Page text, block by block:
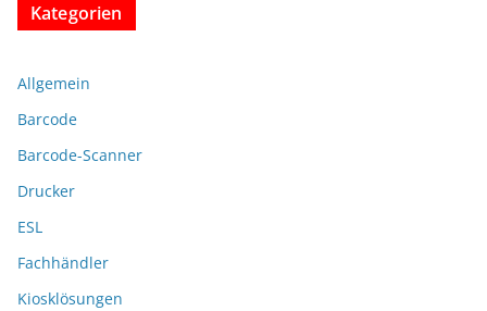
Kategorien
Allgemein
Barcode
Barcode-Scanner
Drucker
ESL
Fachhändler
Kiosklösungen